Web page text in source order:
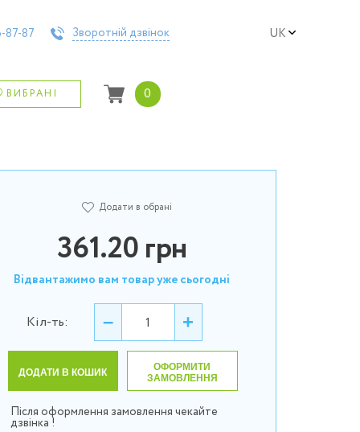
87-87 Зворотній дзвінок UK
ВИБРАНІ 0
Додати в обрані
361.20грн
Відвантажимо вам товар уже сьогодні
Кіл-ть: – +
ДОДАТИ В КОШИК
ОФОРМИТИ
ЗАМОВЛЕННЯ
Після оформлення замовлення чекайте
дзвінка !